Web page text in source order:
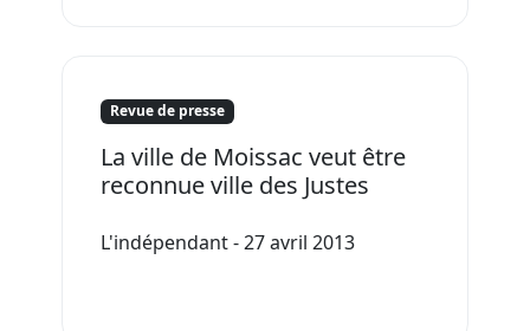
Revue de presse
La ville de Moissac veut être
reconnue ville des Justes
L'indépendant - 27 avril 2013